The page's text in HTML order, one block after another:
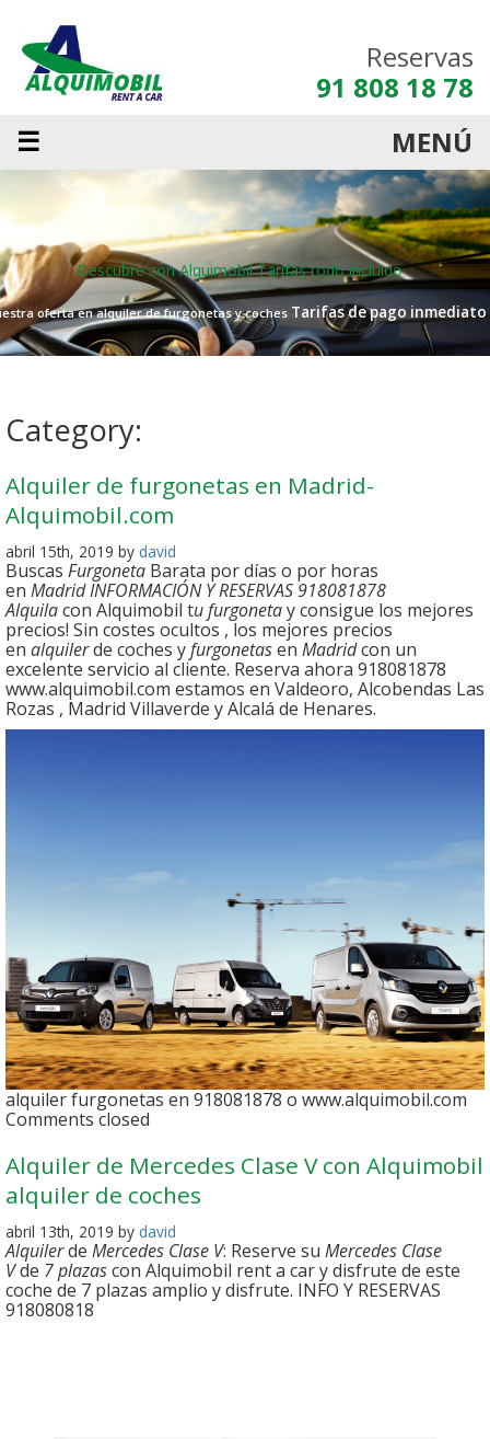
Reservas
91 808 18 78
☰
MENÚ
Descubre con AlquimobilTarifas todo incluido
oferta en alquiler de furgonetas y coches Tarifas de pago inmediato
Category:
Alquiler de furgonetas en Madrid-
Alquimobil.com
abril 15th, 2019 by david
Buscas Furgoneta Barata por días o por horas
en Madrid INFORMACIÓN Y RESERVAS 918081878
Alquilacon Alquimobil tu furgonetay consigue los mejores
precios! Sin costes ocultos , los mejores precios
en alquilerde coches yfurgonetasen Madridcon un
excelente servicio al cliente. Reserva ahora 918081878
www.alquimobil.com estamos en Valdeoro, Alcobendas Las
Rozas , Madrid Villaverde y Alcalá de Henares.
alquiler furgonetas en 918081878 o www.alquimobil.com
Comments closed
Alquiler de Mercedes Clase V con Alquimobil
alquiler de coches
abril 13th, 2019 by david
Alquilerde Mercedes Clase V: Reserve su Mercedes Clase
Vde 7 plazascon Alquimobil rent a car y disfrute de este
coche de 7 plazas amplio y disfrute. INFO Y RESERVAS
918080818